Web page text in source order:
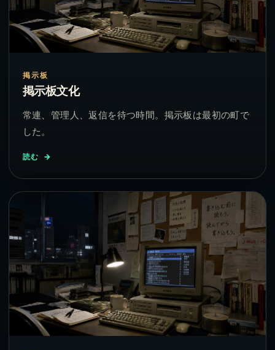
掲示板
掲示板文化
常連、管理人、返信を待つ時間。掲示板は最初の町で
した。
読む